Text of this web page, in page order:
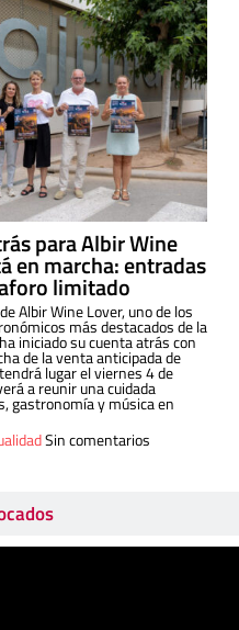
para Albir Wine
en marcha: entradas
limitado
Albir Wine Lover, uno de los
más destacados de la
iniciado su cuenta atrás con
de la venta anticipada de
lugar el viernes 4 de
a reunir una cuidada
gastronomía y música en
Sin comentarios